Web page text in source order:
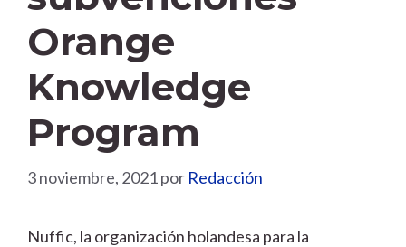
Orange
Knowledge
Program
3 noviembre, 2021por Redacción
Nuffic, la organización holandesa para la